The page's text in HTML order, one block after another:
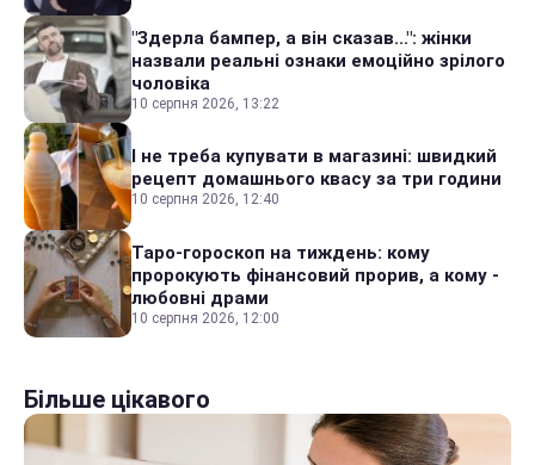
"Здерла бампер, а він сказав...": жінки
назвали реальні ознаки емоційно зрілого
чоловіка
10 серпня 2026, 13:22
І не треба купувати в магазині: швидкий
рецепт домашнього квасу за три години
10 серпня 2026, 12:40
Таро-гороскоп на тиждень: кому
пророкують фінансовий прорив, а кому -
любовні драми
10 серпня 2026, 12:00
Більше цікавого